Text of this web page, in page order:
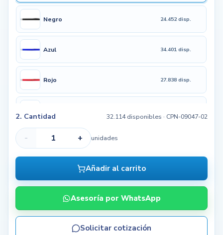
Negro 24.452 disp.
Azul 34.401 disp.
Rojo 27.838 disp.
Blanco
2. Cantidad 32.114 disponibles · CPN-09047-02
- + unidades
Añadir al carrito
Asesoría por WhatsApp
Solicitar cotización